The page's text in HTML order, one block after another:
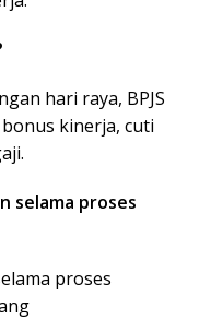
hari raya, BPJS
kinerja, cuti
selama proses
proses